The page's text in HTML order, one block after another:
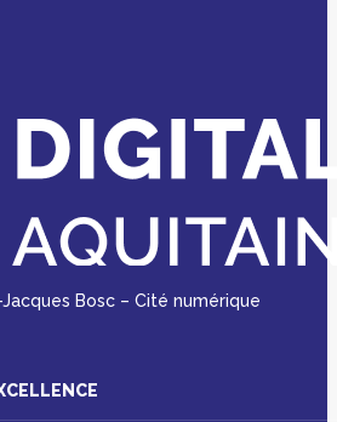
Bosc – Cité numérique